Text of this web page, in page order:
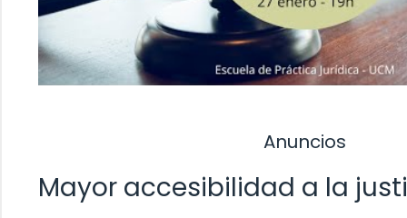
Anuncios
Mayor accesibilidad a la